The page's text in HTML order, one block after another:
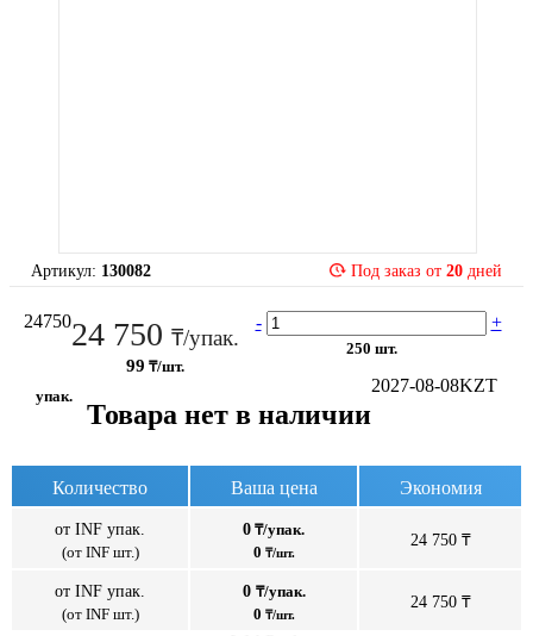
Артикул: 130082 Под заказ от 20 дней
2475024 750 ₸/упак.
99 ₸/шт.
- +
250 шт.
упак.
Товара нет в наличии
2027-08-08KZT
Количество Ваша цена Экономия
от INF упак.
(от INF шт.)
0 ₸/упак.
0 ₸/шт.
24 750 ₸
от INF упак.
(от INF шт.)
0 ₸/упак.
0 ₸/шт.
24 750 ₸